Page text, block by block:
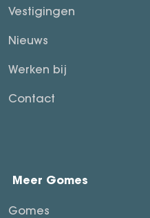
Vestigingen
Nieuws
Werken bij
Contact
Meer Gomes
Gomes